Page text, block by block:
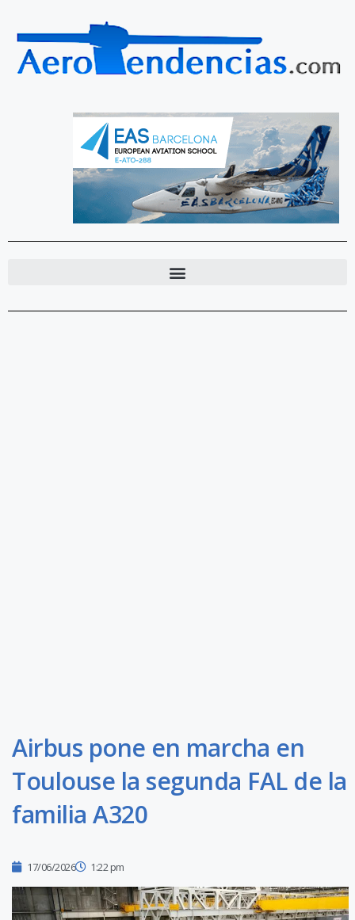
Airbus pone en marcha en
Toulouse la segunda FAL de la
familia A320
17/06/2026 1:22 pm